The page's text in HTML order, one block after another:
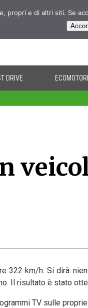
DRIVE
322 km/h. Si dirà:
Il risultato è stato
TV sulle
propri e di altri siti. Se